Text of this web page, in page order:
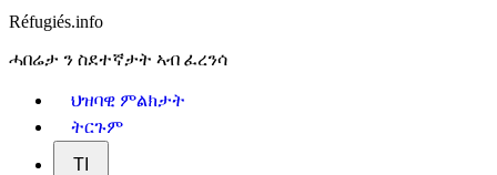
Réfugiés.info
ሓበሬታ ን ስደተኛታት ኣብ ፈረንሳ
ህዝባዊ ምልክታት
ትርጉም
TI